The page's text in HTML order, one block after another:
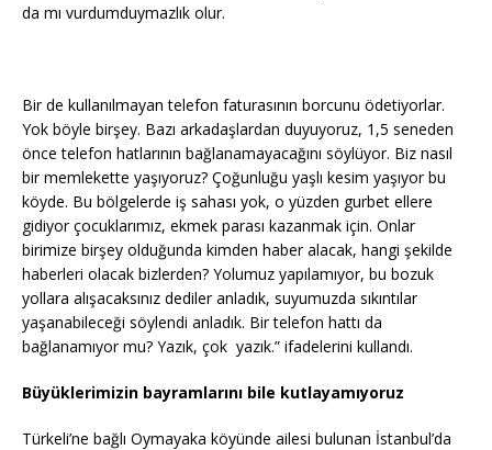
da mı vurdumduymazlık olur.
Bir de kullanılmayan telefon faturasının borcunu ödetiyorlar.
Yok böyle birşey. Bazı arkadaşlardan duyuyoruz, 1,5 seneden
önce telefon hatlarının bağlanamayacağını söylüyor. Biz nasıl
bir memlekette yaşıyoruz? Çoğunluğu yaşlı kesim yaşıyor bu
köyde. Bu bölgelerde iş sahası yok, o yüzden gurbet ellere
gidiyor çocuklarımız, ekmek parası kazanmak için. Onlar
birimize birşey olduğunda kimden haber alacak, hangi şekilde
haberleri olacak bizlerden? Yolumuz yapılamıyor, bu bozuk
yollara alışacaksınız dediler anladık, suyumuzda sıkıntılar
yaşanabileceği söylendi anladık. Bir telefon hattı da
bağlanamıyor mu? Yazık, çok yazık.” ifadelerini kullandı.
Büyüklerimizin bayramlarını bile kutlayamıyoruz
Türkeli’ne bağlı Oymayaka köyünde ailesi bulunan İstanbul’da